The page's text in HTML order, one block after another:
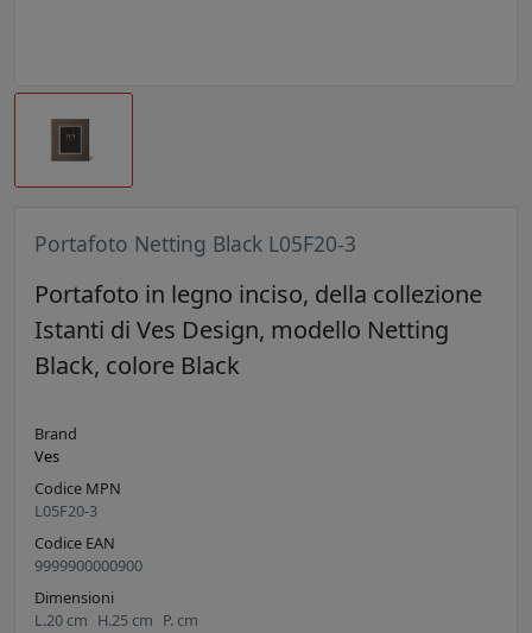
Portafoto Netting Black L05F20-3
Portafoto in legno inciso, della collezione
Istanti di Ves Design, modello Netting
Black, colore Black
Brand
Ves
Codice MPN
L05F20-3
Codice EAN
9999900000900
Dimensioni
L.20 cm H.25 cm P. cm